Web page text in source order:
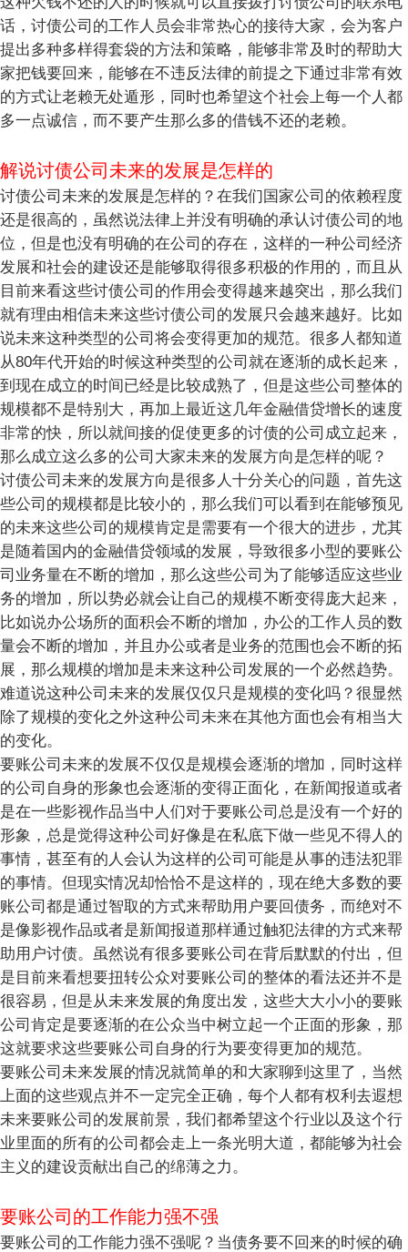
话，讨债公司的工作人员会非常热心的接待大家，会为客户
提出多种多样得套袋的方法和策略，能够非常及时的帮助大
家把钱要回来，能够在不违反法律的前提之下通过非常有效
的方式让老赖无处遁形，同时也希望这个社会上每一个人都
多一点诚信，而不要产生那么多的借钱不还的老赖。
解说讨债公司未来的发展是怎样的
讨债公司未来的发展是怎样的？在我们国家公司的依赖程度
还是很高的，虽然说法律上并没有明确的承认讨债公司的地
位，但是也没有明确的在公司的存在，这样的一种公司经济
发展和社会的建设还是能够取得很多积极的作用的，而且从
目前来看这些讨债公司的作用会变得越来越突出，那么我们
就有理由相信未来这些讨债公司的发展只会越来越好。比如
说未来这种类型的公司将会变得更加的规范。很多人都知道
从80年代开始的时候这种类型的公司就在逐渐的成长起来，
到现在成立的时间已经是比较成熟了，但是这些公司整体的
规模都不是特别大，再加上最近这几年金融借贷增长的速度
非常的快，所以就间接的促使更多的讨债的公司成立起来，
那么成立这么多的公司大家未来的发展方向是怎样的呢？
讨债公司未来的发展方向是很多人十分关心的问题，首先这
些公司的规模都是比较小的，那么我们可以看到在能够预见
的未来这些公司的规模肯定是需要有一个很大的进步，尤其
是随着国内的金融借贷领域的发展，导致很多小型的要账公
司业务量在不断的增加，那么这些公司为了能够适应这些业
务的增加，所以势必就会让自己的规模不断变得庞大起来，
比如说办公场所的面积会不断的增加，办公的工作人员的数
量会不断的增加，并且办公或者是业务的范围也会不断的拓
展，那么规模的增加是未来这种公司发展的一个必然趋势。
难道说这种公司未来的发展仅仅只是规模的变化吗？很显然
除了规模的变化之外这种公司未来在其他方面也会有相当大
的变化。
要账公司未来的发展不仅仅是规模会逐渐的增加，同时这样
的公司自身的形象也会逐渐的变得正面化，在新闻报道或者
是在一些影视作品当中人们对于要账公司总是没有一个好的
形象，总是觉得这种公司好像是在私底下做一些见不得人的
事情，甚至有的人会认为这样的公司可能是从事的违法犯罪
的事情。但现实情况却恰恰不是这样的，现在绝大多数的要
账公司都是通过智取的方式来帮助用户要回债务，而绝对不
是像影视作品或者是新闻报道那样通过触犯法律的方式来帮
助用户讨债。虽然说有很多要账公司在背后默默的付出，但
是目前来看想要扭转公众对要账公司的整体的看法还并不是
很容易，但是从未来发展的角度出发，这些大大小小的要账
公司肯定是要逐渐的在公众当中树立起一个正面的形象，那
这就要求这些要账公司自身的行为要变得更加的规范。
要账公司未来发展的情况就简单的和大家聊到这里了，当然
上面的这些观点并不一定完全正确，每个人都有权利去遐想
未来要账公司的发展前景，我们都希望这个行业以及这个行
业里面的所有的公司都会走上一条光明大道，都能够为社会
主义的建设贡献出自己的绵薄之力。
要账公司的工作能力强不强
要账公司的工作能力强不强呢？当债务要不回来的时候的确